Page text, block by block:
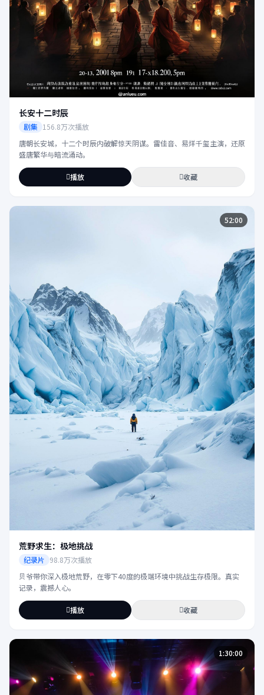
长安十二时辰
剧集 156.8万次播放
唐朝长安城，十二个时辰内破解惊天阴谋。雷佳音、易烊千玺主演，还原
盛唐繁华与暗流涌动。
播放 收藏
52:00
荒野求生：极地挑战
纪录片 98.8万次播放
贝爷带你深入极地荒野，在零下40度的极端环境中挑战生存极限。真实
记录，震撼人心。
播放 收藏
1:30:00